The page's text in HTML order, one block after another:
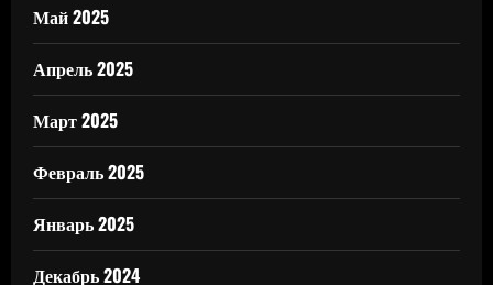
Май 2025
Апрель 2025
Март 2025
Февраль 2025
Январь 2025
Декабрь 2024